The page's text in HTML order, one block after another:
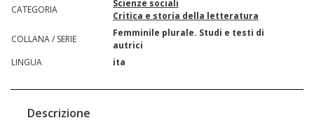
CATEGORIA
Scienze sociali
Critica e storia della letteratura
COLLANA / SERIE
Femminile plurale. Studi e testi di
autrici
LINGUA
ita
Descrizione